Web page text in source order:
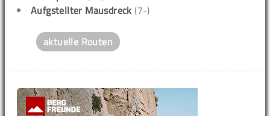
Aufgstellter Mausdreck (7-)
aktuelle Routen